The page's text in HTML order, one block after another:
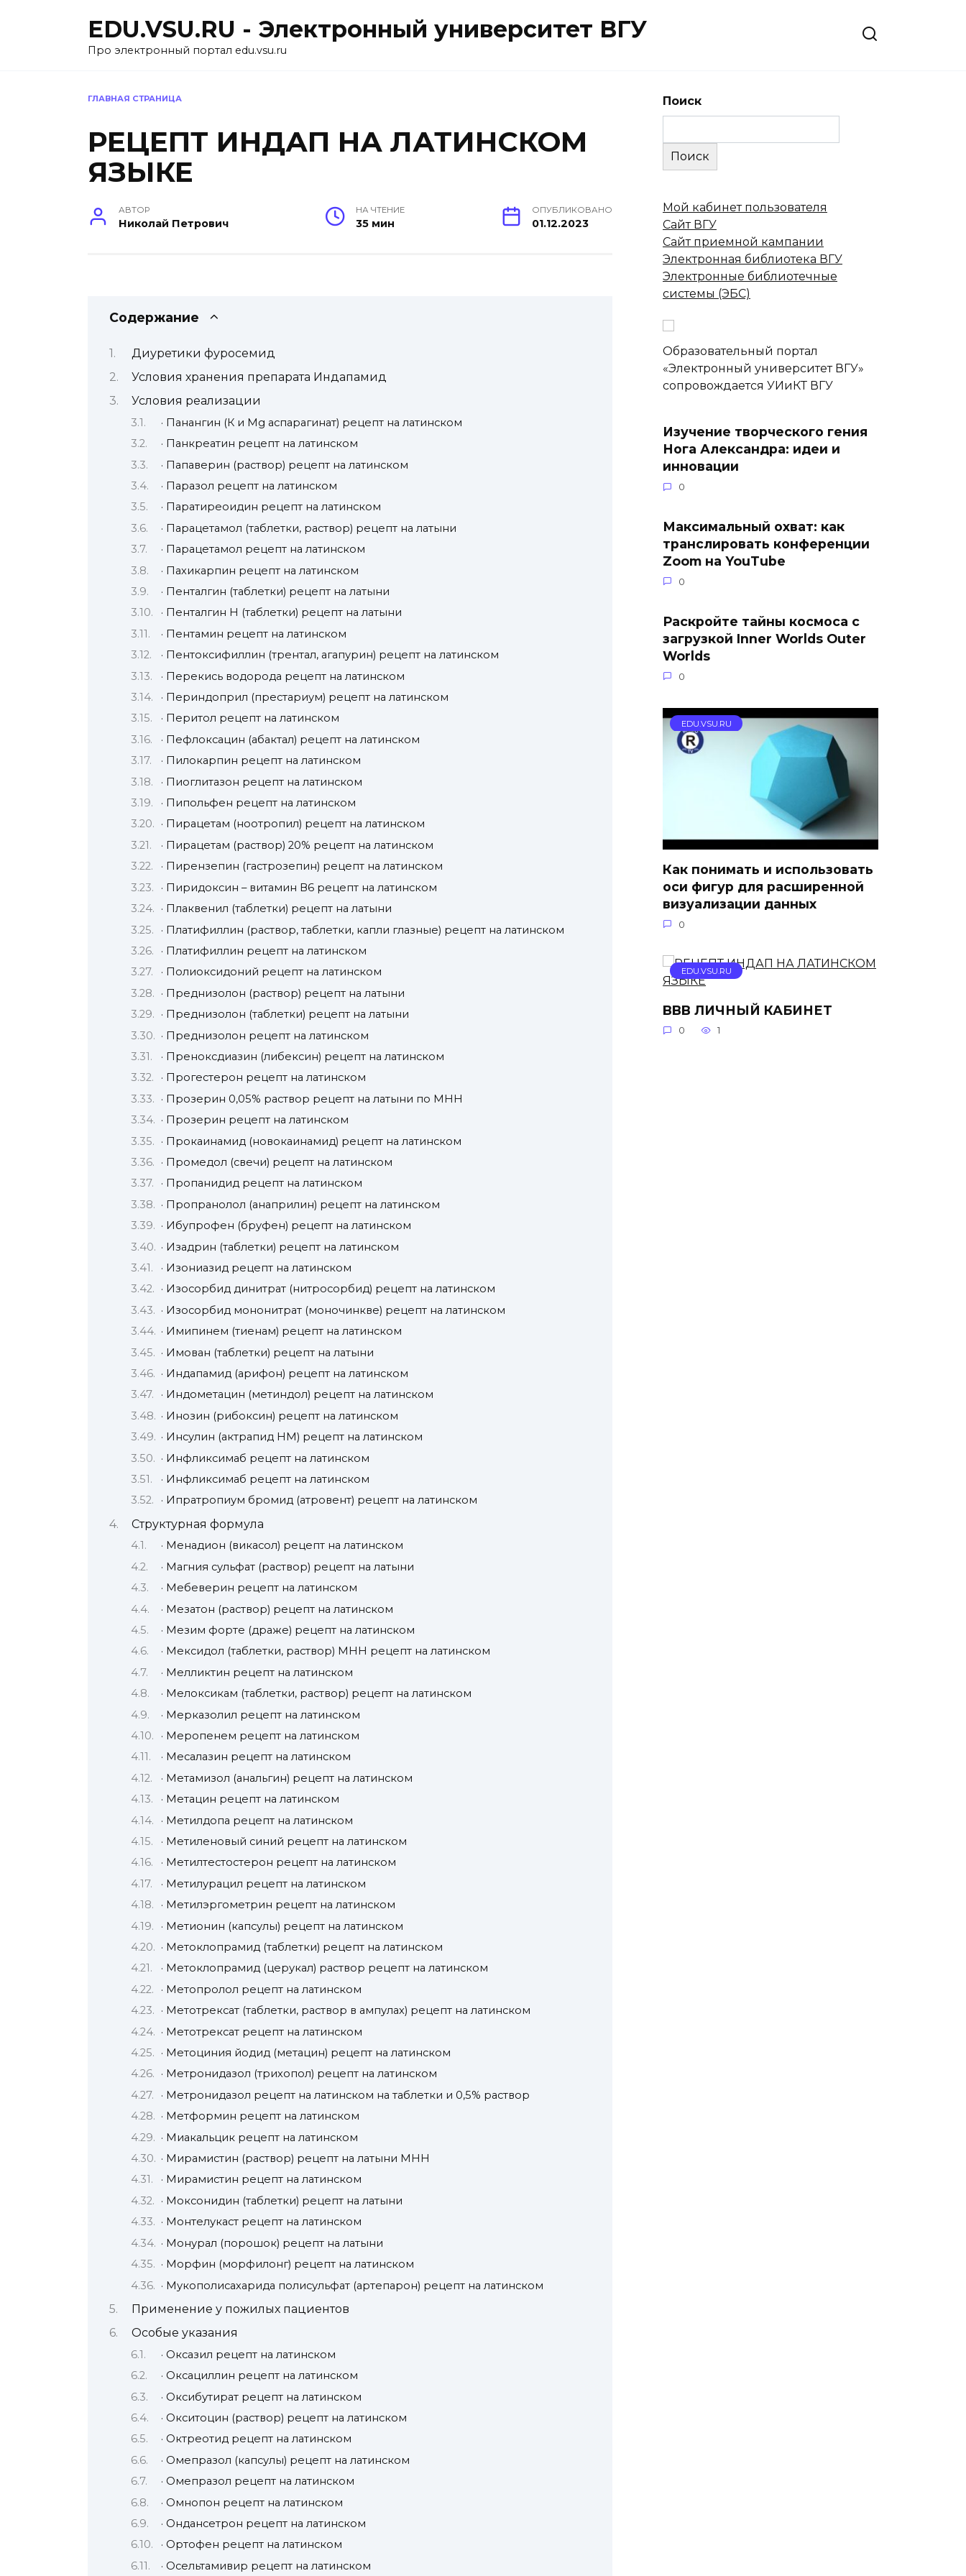
EDU.VSU.RU - Электронный университет ВГУ
Про электронный портал edu.vsu.ru
ГЛАВНАЯ СТРАНИЦА
РЕЦЕПТ ИНДАП НА ЛАТИНСКОМ
ЯЗЫКЕ
АВТОР
Николай Петрович
НА ЧТЕНИЕ
35 мин
ОПУБЛИКОВАНО
01.12.2023
Содержание
Диуретики фуросемид
Условия хранения препарата Индапамид
Условия реализации
· Панангин (К и Мg аспарагинат) рецепт на латинском
· Панкреатин рецепт на латинском
· Папаверин (раствор) рецепт на латинском
· Паразол рецепт на латинском
· Паратиреоидин рецепт на латинском
· Парацетамол (таблетки, раствор) рецепт на латыни
· Парацетамол рецепт на латинском
· Пахикарпин рецепт на латинском
· Пенталгин (таблетки) рецепт на латыни
· Пенталгин H (таблетки) рецепт на латыни
· Пентамин рецепт на латинском
· Пентоксифиллин (трентал, агапурин) рецепт на латинском
· Перекись водорода рецепт на латинском
· Периндоприл (престариум) рецепт на латинском
· Перитол рецепт на латинском
· Пефлоксацин (абактал) рецепт на латинском
· Пилокарпин рецепт на латинском
· Пиоглитазон рецепт на латинском
· Пипольфен рецепт на латинском
· Пирацетам (ноотропил) рецепт на латинском
· Пирацетам (раствор) 20% рецепт на латинском
· Пирензепин (гастрозепин) рецепт на латинском
· Пиридоксин – витамин В6 рецепт на латинском
· Плаквенил (таблетки) рецепт на латыни
· Платифиллин (раствор, таблетки, капли глазные) рецепт на латинском
· Платифиллин рецепт на латинском
· Полиоксидоний рецепт на латинском
· Преднизолон (раствор) рецепт на латыни
· Преднизолон (таблетки) рецепт на латыни
· Преднизолон рецепт на латинском
· Преноксдиазин (либексин) рецепт на латинском
· Прогестерон рецепт на латинском
· Прозерин 0,05% раствор рецепт на латыни по МНН
· Прозерин рецепт на латинском
· Прокаинамид (новокаинамид) рецепт на латинском
· Промедол (свечи) рецепт на латинском
· Пропанидид рецепт на латинском
· Пропранолол (анаприлин) рецепт на латинском
· Ибупрофен (бруфен) рецепт на латинском
· Изадрин (таблетки) рецепт на латинском
· Изониазид рецепт на латинском
· Изосорбид динитрат (нитросорбид) рецепт на латинском
· Изосорбид мононитрат (моночинкве) рецепт на латинском
· Имипинем (тиенам) рецепт на латинском
· Имован (таблетки) рецепт на латыни
· Индапамид (арифон) рецепт на латинском
· Индометацин (метиндол) рецепт на латинском
· Инозин (рибоксин) рецепт на латинском
· Инсулин (актрапид НМ) рецепт на латинском
· Инфликсимаб рецепт на латинском
· Инфликсимаб рецепт на латинском
· Ипратропиум бромид (атровент) рецепт на латинском
Структурная формула
· Мeнадион (викасол) рецепт на латинском
· Магния сульфат (раствор) рецепт на латыни
· Мебеверин рецепт на латинском
· Мезатон (раствор) рецепт на латинском
· Мезим форте (драже) рецепт на латинском
· Мексидол (таблетки, раствор) МНН рецепт на латинском
· Мелликтин рецепт на латинском
· Мелоксикам (таблетки, раствор) рецепт на латинском
· Мерказолил рецепт на латинском
· Меропенем рецепт на латинском
· Месалазин рецепт на латинском
· Метамизол (анальгин) рецепт на латинском
· Метацин рецепт на латинском
· Метилдопа рецепт на латинском
· Метиленовый синий рецепт на латинском
· Метилтестостерон рецепт на латинском
· Метилурацил рецепт на латинском
· Метилэргометрин рецепт на латинском
· Метионин (капсулы) рецепт на латинском
· Метоклопрамид (таблетки) рецепт на латинском
· Метоклопрамид (церукал) раствор рецепт на латинском
· Метопролол рецепт на латинском
· Метотрексат (таблетки, раствор в ампулах) рецепт на латинском
· Метотрексат рецепт на латинском
· Метоциния йодид (метацин) рецепт на латинском
· Метронидазол (трихопол) рецепт на латинском
· Метронидазол рецепт на латинском на таблетки и 0,5% раствор
· Метформин рецепт на латинском
· Миакальцик рецепт на латинском
· Мирамистин (раствор) рецепт на латыни МНН
· Мирамистин рецепт на латинском
· Моксонидин (таблетки) рецепт на латыни
· Монтелукаст рецепт на латинском
· Монурал (порошок) рецепт на латыни
· Морфин (морфилонг) рецепт на латинском
· Мукополисахарида полисульфат (артепарон) рецепт на латинском
Применение у пожилых пациентов
Особые указания
· Оксазил рецепт на латинском
· Оксациллин рецепт на латинском
· Оксибутират рецепт на латинском
· Окситоцин (раствор) рецепт на латинском
· Октреотид рецепт на латинском
· Омепразол (капсулы) рецепт на латинском
· Омепразол рецепт на латинском
· Омнопон рецепт на латинском
· Ондансетрон рецепт на латинском
· Ортофен рецепт на латинском
· Осельтамивир рецепт на латинском
Поиск
Поиск
Мой кабинет пользователя
Сайт ВГУ
Сайт приемной кампании
Электронная библиотека ВГУ
Электронные библиотечные
системы (ЭБС)
Образовательный портал
«Электронный университет ВГУ»
сопровождается УИиКТ ВГУ
Изучение творческого гения
Нога Александра: идеи и
инновации
0
Максимальный охват: как
транслировать конференции
Zoom на YouTube
0
Раскройте тайны космоса с
загрузкой Inner Worlds Outer
Worlds
0
EDU.VSU.RU
Как понимать и использовать
оси фигур для расширенной
визуализации данных
0
EDU.VSU.RU
BBB ЛИЧНЫЙ КАБИНЕТ
0 1